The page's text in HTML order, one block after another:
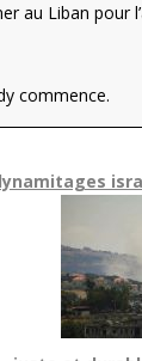
au Liban pour
commence.